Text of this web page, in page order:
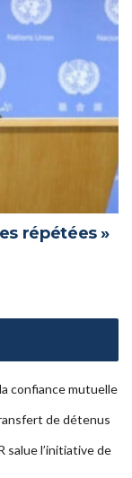
répétées »
confiance mutuelle
de détenus
salue l’initiative de